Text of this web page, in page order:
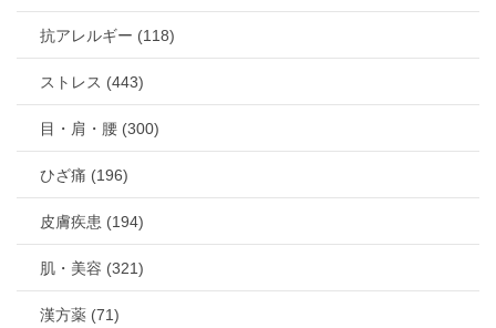
抗アレルギー (118)
ストレス (443)
目・肩・腰 (300)
ひざ痛 (196)
皮膚疾患 (194)
肌・美容 (321)
漢方薬 (71)